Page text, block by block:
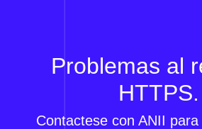
Problemas al
HTTPS.
Contactese con ANII para